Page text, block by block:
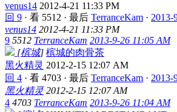
venus14 2012-4-21 11:33 PM
回 9 · 看 5512 · 最后 TerranceKam · 2013-
venus14 2012-4-21 11:33 PM
9 5512 TerranceKam 2013-9-26 11:05 AM
[槟城] 槟城的肉骨茶
黑火精灵 2012-2-15 12:07 AM
回 4 · 看 4703 · 最后 TerranceKam · 2013-
黑火精灵 2012-2-15 12:07 AM
4 4703 TerranceKam 2013-9-26 11:04 AM